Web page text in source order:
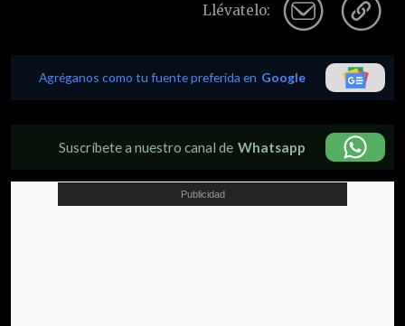
Llévatelo:
Agréganos como tu fuente preferida en Google
Suscríbete a nuestro canal de Whatsapp